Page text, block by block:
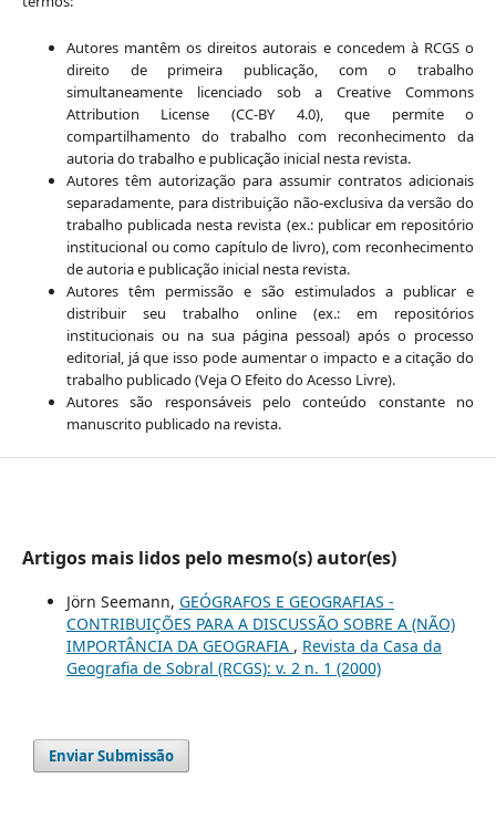
Autores mantêm os direitos autorais e concedem à RCGS o
direito de primeira publicação, com o trabalho
simultaneamente licenciado sob a Creative Commons
Attribution License (CC-BY 4.0), que permite o
compartilhamento do trabalho com reconhecimento da
autoria do trabalho e publicação inicial nesta revista.
Autores têm autorização para assumir contratos adicionais
separadamente, para distribuição não-exclusiva da versão do
trabalho publicada nesta revista (ex.: publicar em repositório
institucional ou como capítulo de livro), com reconhecimento
de autoria e publicação inicial nesta revista.
Autores têm permissão e são estimulados a publicar e
distribuir seu trabalho online (ex.: em repositórios
institucionais ou na sua página pessoal) após o processo
editorial, já que isso pode aumentar o impacto e a citação do
trabalho publicado (Veja O Efeito do Acesso Livre).
Autores são responsáveis pelo conteúdo constante no
manuscrito publicado na revista.
Artigos mais lidos pelo mesmo(s) autor(es)
Jörn Seemann, GEÓGRAFOS E GEOGRAFIAS -
CONTRIBUIÇÕES PARA A DISCUSSÃO SOBRE A (NÃO)
IMPORTÂNCIA DA GEOGRAFIA , Revista da Casa da
Geografia de Sobral (RCGS): v. 2 n. 1 (2000)
Enviar Submissão